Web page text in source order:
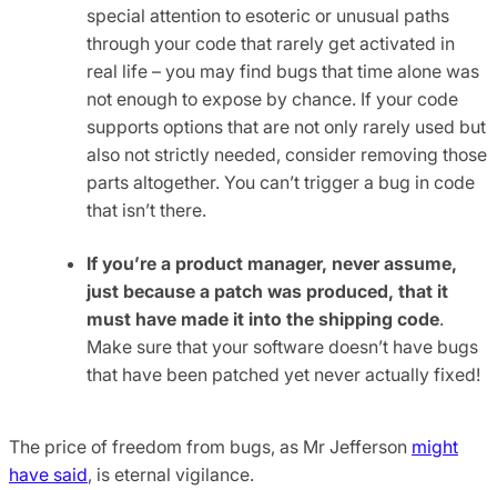
special attention to esoteric or unusual paths
through your code that rarely get activated in
real life – you may find bugs that time alone was
not enough to expose by chance. If your code
supports options that are not only rarely used but
also not strictly needed, consider removing those
parts altogether. You can’t trigger a bug in code
that isn’t there.
If you’re a product manager, never assume,
just because a patch was produced, that it
must have made it into the shipping code.
Make sure that your software doesn’t have bugs
that have been patched yet never actually fixed!
The price of freedom from bugs, as Mr Jefferson might
have said, is eternal vigilance.